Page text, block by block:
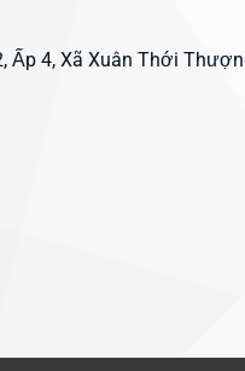
Ấp 4, Xã Xuân Thới